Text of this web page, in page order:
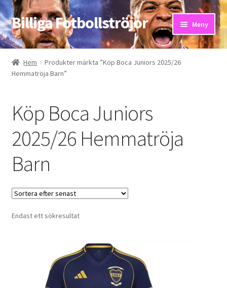
Hoppa
till
navigering
Hoppa
till
innehåll
Billiga Fotbollströjor Meny
Hem
Bloggar
Kontakta oss
Hem
Produkter märkta ”Köp Boca Juniors 2025/26
Hemmatröja Barn”
Köp Boca Juniors
2025/26 Hemmatröja
Barn
Endast ett sökresultat